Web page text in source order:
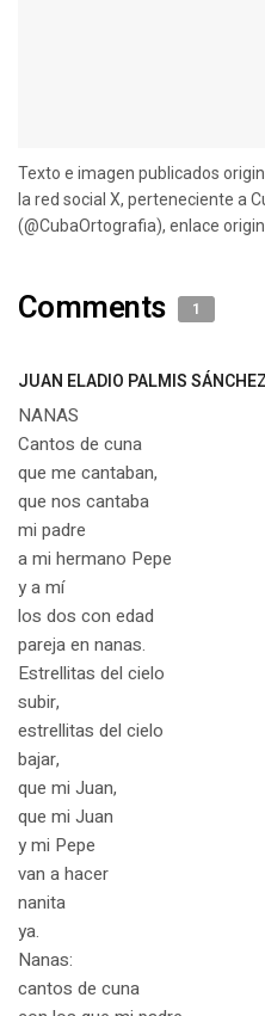
Texto e imagen publicados
la red social X, perteneciente a
(@CubaOrtografia), enlace
Comments 1
JUAN ELADIO PALMIS SÁNCHEZ
NANAS
Cantos de cuna
que me cantaban,
que nos cantaba
mi padre
a mi hermano Pepe
y a mí
los dos con edad
pareja en nanas.
Estrellitas del cielo
subir,
estrellitas del cielo
bajar,
que mi Juan,
que mi Juan
y mi Pepe
van a hacer
nanita
ya.
Nanas:
cantos de cuna